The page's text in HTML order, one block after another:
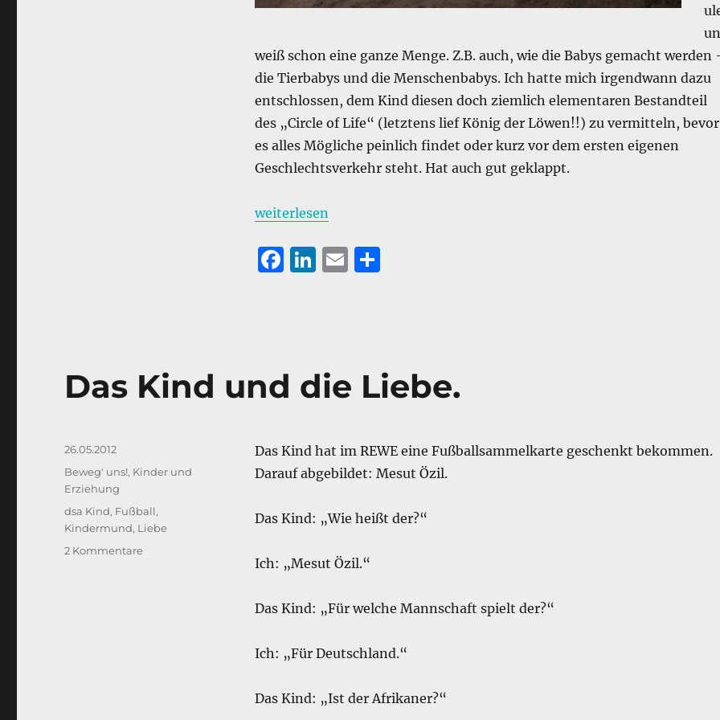
weiß schon eine ganze Menge. Z.B. auch, wie die Babys gemacht werden
die Tierbabys und die Menschenbabys. Ich hatte mich irgendwann dazu
entschlossen, dem Kind diesen doch ziemlich elementaren Bestandteil
des „Circle of Life“ (letztens lief König der Löwen!!) zu vermitteln, bevor
es alles Mögliche peinlich findet oder kurz vor dem ersten eigenen
Geschlechtsverkehr steht. Hat auch gut geklappt.
„Schweinerei – das Kind ist aufgeklärt.“
weiterlesen
F
o
k
Li
I
E T
Das Kind und die Liebe.
Das Kind hat im REWE eine Fußballsammelkarte geschenkt bekommen.
Darauf abgebildet: Mesut Özil.
Das Kind: „Wie heißt der?“
Ich: „Mesut Özil.“
Das Kind: „Für welche Mannschaft spielt der?“
Ich: „Für Deutschland.“
Das Kind: „Ist der Afrikaner?“
Veröffentlicht
26.05.2012
Kategorien
Beweg' uns!, Kinder und
Erziehung
Schlagwörter
dsa Kind, Fußball,
Kindermund, Liebe
2 Kommentarezu